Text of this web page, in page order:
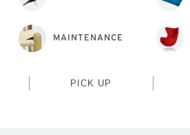
MAINTENANCE
PICK UP